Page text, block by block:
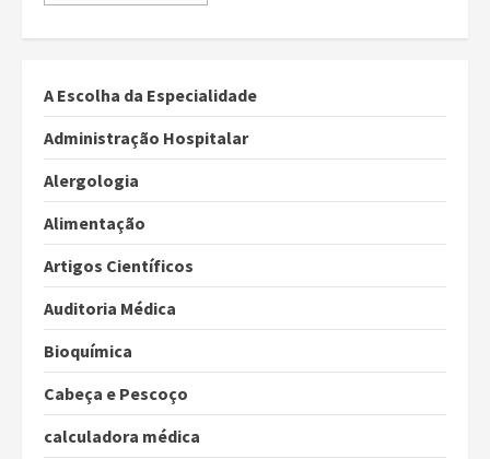
A Escolha da Especialidade
Administração Hospitalar
Alergologia
Alimentação
Artigos Científicos
Auditoria Médica
Bioquímica
Cabeça e Pescoço
calculadora médica